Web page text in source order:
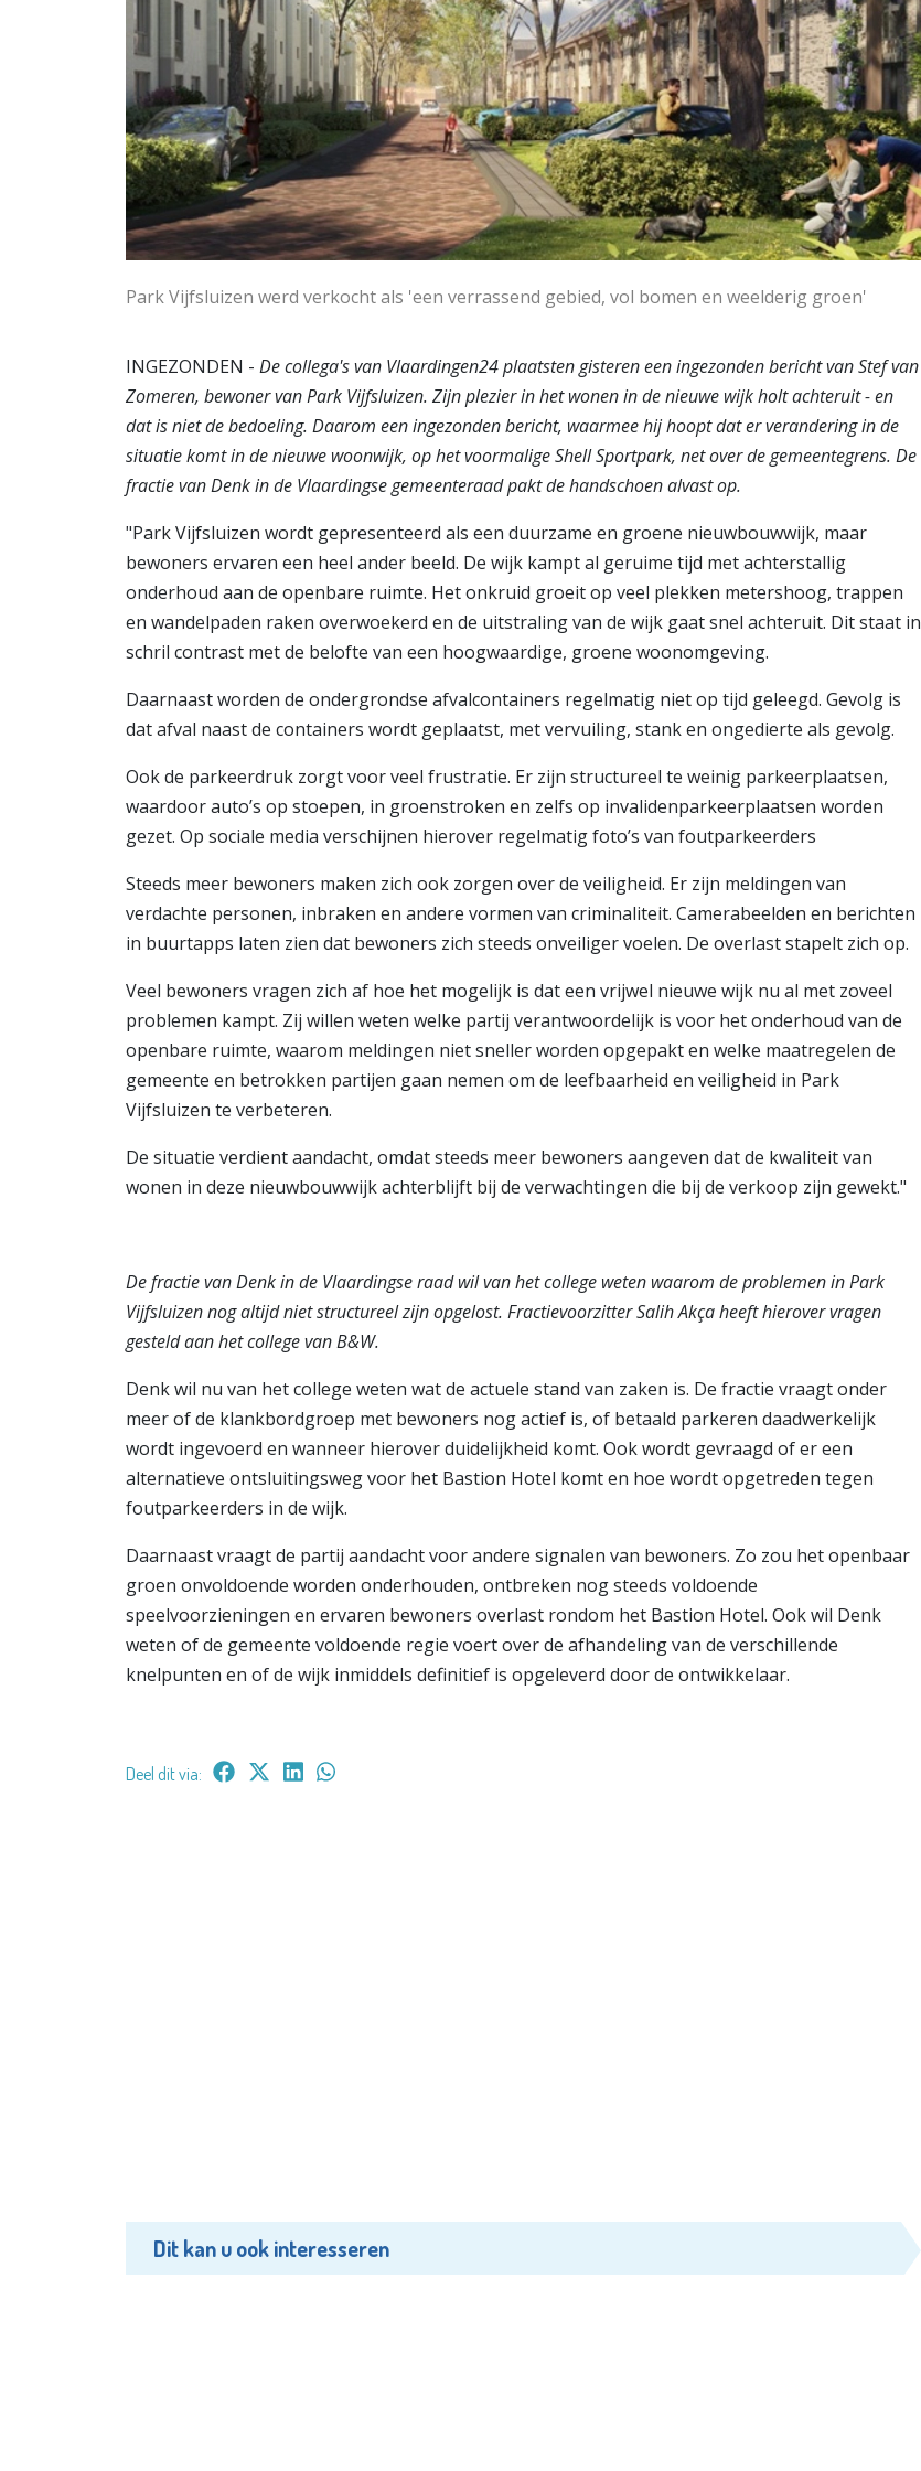
Park Vijfsluizen werd verkocht als 'een verrassend gebied, vol bomen en weelderig groen'
INGEZONDEN - De collega's van Vlaardingen24 plaatsten gisteren een ingezonden bericht van Stef van
Zomeren, bewoner van Park Vijfsluizen. Zijn plezier in het wonen in de nieuwe wijk holt achteruit - en
dat is niet de bedoeling. Daarom een ingezonden bericht, waarmee hij hoopt dat er verandering in de
situatie komt in de nieuwe woonwijk, op het voormalige Shell Sportpark, net over de gemeentegrens. De
fractie van Denk in de Vlaardingse gemeenteraad pakt de handschoen alvast op.
"Park Vijfsluizen wordt gepresenteerd als een duurzame en groene nieuwbouwwijk, maar
bewoners ervaren een heel ander beeld. De wijk kampt al geruime tijd met achterstallig
onderhoud aan de openbare ruimte. Het onkruid groeit op veel plekken metershoog, trappen
en wandelpaden raken overwoekerd en de uitstraling van de wijk gaat snel achteruit. Dit staat in
schril contrast met de belofte van een hoogwaardige, groene woonomgeving.
Daarnaast worden de ondergrondse afvalcontainers regelmatig niet op tijd geleegd. Gevolg is
dat afval naast de containers wordt geplaatst, met vervuiling, stank en ongedierte als gevolg.
Ook de parkeerdruk zorgt voor veel frustratie. Er zijn structureel te weinig parkeerplaatsen,
waardoor auto’s op stoepen, in groenstroken en zelfs op invalidenparkeerplaatsen worden
gezet. Op sociale media verschijnen hierover regelmatig foto’s van foutparkeerders
Steeds meer bewoners maken zich ook zorgen over de veiligheid. Er zijn meldingen van
verdachte personen, inbraken en andere vormen van criminaliteit. Camerabeelden en berichten
in buurtapps laten zien dat bewoners zich steeds onveiliger voelen. De overlast stapelt zich op.
Veel bewoners vragen zich af hoe het mogelijk is dat een vrijwel nieuwe wijk nu al met zoveel
problemen kampt. Zij willen weten welke partij verantwoordelijk is voor het onderhoud van de
openbare ruimte, waarom meldingen niet sneller worden opgepakt en welke maatregelen de
gemeente en betrokken partijen gaan nemen om de leefbaarheid en veiligheid in Park
Vijfsluizen te verbeteren.
De situatie verdient aandacht, omdat steeds meer bewoners aangeven dat de kwaliteit van
wonen in deze nieuwbouwwijk achterblijft bij de verwachtingen die bij de verkoop zijn gewekt."
De fractie van Denk in de Vlaardingse raad wil van het college weten waarom de problemen in Park
Vijfsluizen nog altijd niet structureel zijn opgelost. Fractievoorzitter Salih Akça heeft hierover vragen
gesteld aan het college van B&W.
Denk wil nu van het college weten wat de actuele stand van zaken is. De fractie vraagt onder
meer of de klankbordgroep met bewoners nog actief is, of betaald parkeren daadwerkelijk
wordt ingevoerd en wanneer hierover duidelijkheid komt. Ook wordt gevraagd of er een
alternatieve ontsluitingsweg voor het Bastion Hotel komt en hoe wordt opgetreden tegen
foutparkeerders in de wijk.
Daarnaast vraagt de partij aandacht voor andere signalen van bewoners. Zo zou het openbaar
groen onvoldoende worden onderhouden, ontbreken nog steeds voldoende
speelvoorzieningen en ervaren bewoners overlast rondom het Bastion Hotel. Ook wil Denk
weten of de gemeente voldoende regie voert over de afhandeling van de verschillende
knelpunten en of de wijk inmiddels definitief is opgeleverd door de ontwikkelaar.
Deel dit via:
Dit kan u ook interesseren